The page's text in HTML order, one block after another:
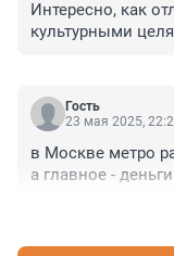
Интересно, как
культурными
Гость
23 мая 2025,
в Москве метро
а главное - деньги